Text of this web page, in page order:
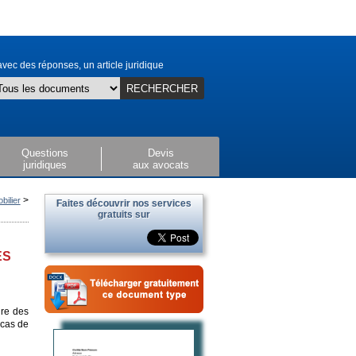
des réponses, un article juridique
RECHERCHER
Questions
juridiques
Devis
aux avocats
>
des
de
Faites découvrir nos services
gratuits sur